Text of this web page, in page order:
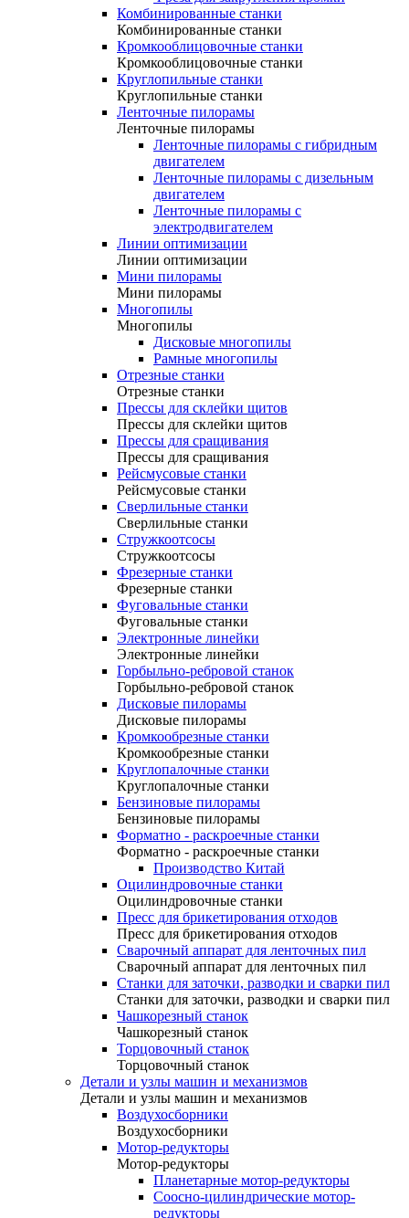
Комбинированные станки
Комбинированные станки
Кромкооблицовочные станки
Кромкооблицовочные станки
Круглопильные станки
Круглопильные станки
Ленточные пилорамы
Ленточные пилорамы
Ленточные пилорамы с гибридным
двигателем
Ленточные пилорамы с дизельным
двигателем
Ленточные пилорамы с
электродвигателем
Линии оптимизации
Линии оптимизации
Мини пилорамы
Мини пилорамы
Многопилы
Многопилы
Дисковые многопилы
Рамные многопилы
Отрезные станки
Отрезные станки
Прессы для склейки щитов
Прессы для склейки щитов
Прессы для сращивания
Прессы для сращивания
Рейсмусовые станки
Рейсмусовые станки
Сверлильные станки
Сверлильные станки
Стружкоотсосы
Стружкоотсосы
Фрезерные станки
Фрезерные станки
Фуговальные станки
Фуговальные станки
Электронные линейки
Электронные линейки
Горбыльно-ребровой станок
Горбыльно-ребровой станок
Дисковые пилорамы
Дисковые пилорамы
Кромкообрезные станки
Кромкообрезные станки
Круглопалочные станки
Круглопалочные станки
Бензиновые пилорамы
Бензиновые пилорамы
Форматно - раскроечные станки
Форматно - раскроечные станки
Производство Китай
Оцилиндровочные станки
Оцилиндровочные станки
Пресс для брикетирования отходов
Пресс для брикетирования отходов
Сварочный аппарат для ленточных пил
Сварочный аппарат для ленточных пил
Станки для заточки, разводки и сварки пил
Станки для заточки, разводки и сварки пил
Чашкорезный станок
Чашкорезный станок
Торцовочный станок
Торцовочный станок
Детали и узлы машин и механизмов
Детали и узлы машин и механизмов
Воздухосборники
Воздухосборники
Мотор-редукторы
Мотор-редукторы
Планетарные мотор-редукторы
Соосно-цилиндрические мотор-
редукторы